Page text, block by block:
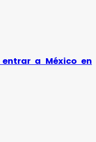
a México en